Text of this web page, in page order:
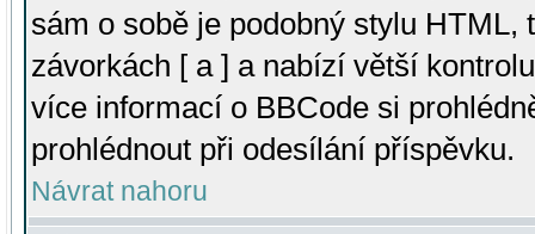
sám o sobě je podobný stylu HTML,
závorkách [ a ] a nabízí větší
více informací o BBCode si
prohlédnout při odesílání příspěvku.
Návrat nahoru